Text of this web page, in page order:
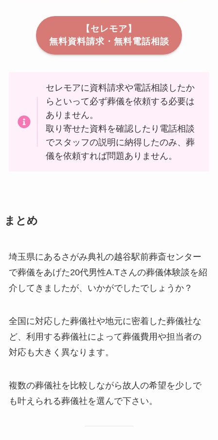
【セレモア】
無料資料請求・無料電話相談
セレモアに資料請求や電話相談したか
らといって必ず葬儀を依頼する必要は
ありません。
取り寄せた資料を確認したり電話相談
でスタッフの説明に納得したのみ、葬
儀を依頼すれば問題ありません。
まとめ
埼玉県にあるさがみ典礼の越谷駅前葬斎センター
で葬儀をあげた20代男性A.Tさんの葬儀体験談を紹
介してきましたが、いかがでしたでしょうか？
全国に対応した葬儀社や地元に密着した葬儀社な
ど、利用する葬儀社によって葬儀費用や担当者の
対応も大きく異なります。
複数の葬儀社を比較しながら故人の希望を少しで
も叶えられる葬儀社を選んで下さい。